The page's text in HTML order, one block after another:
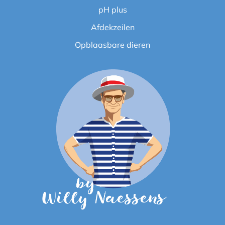
pH plus
Afdekzeilen
Opblaasbare dieren